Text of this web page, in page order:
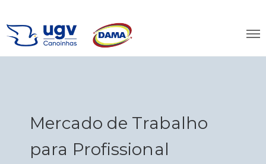
Mercado de Trabalho
para Profissional